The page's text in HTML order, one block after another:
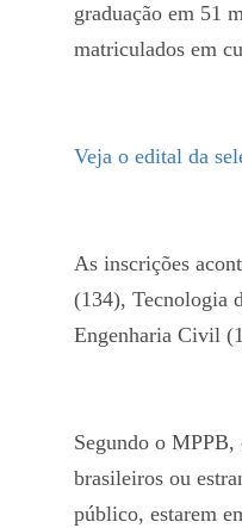
graduação em 51
matriculados em
Veja o edital da
As inscrições
(134), Tecnologia
Engenharia Civil
Segundo o MPPB,
brasileiros ou
público, estarem